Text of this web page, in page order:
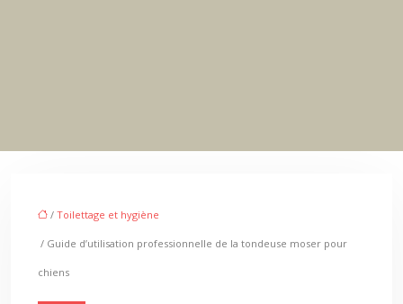
/ Toilettage et hygiène
/ Guide d’utilisation professionnelle de la tondeuse moser pour
chiens